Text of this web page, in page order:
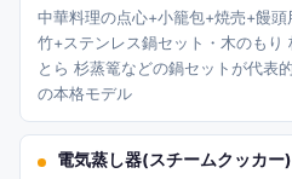
中華料理の点心+小籠包+焼売+饅
竹+ステンレス鍋セット・木のもり
とら 杉蒸篭などの鍋セットが代表
の本格モデル
電気蒸し器(スチームクッカー)